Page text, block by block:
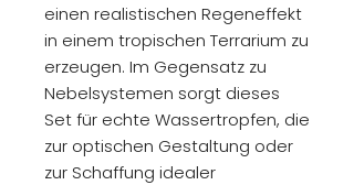
einen realistischen Regeneffekt
in einem tropischen Terrarium zu
erzeugen. Im Gegensatz zu
Nebelsystemen sorgt dieses
Set für echte Wassertropfen, die
zur optischen Gestaltung oder
zur Schaffung idealer